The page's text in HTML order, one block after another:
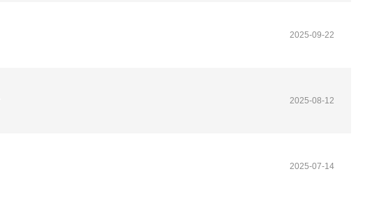
2025-09-22
2025-08-12
2025-07-14